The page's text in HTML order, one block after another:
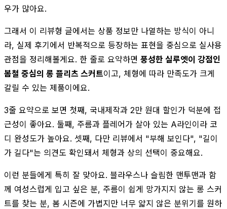
우가 많아요.
그래서 이 리뷰형 글에서는 상품 정보만 나열하는 방식이 아니
라, 실제 후기에서 반복적으로 등장하는 표현을 중심으로 실사용
관점을 정리해볼게요. 한 줄로 요약하면 풍성한 실루엣이 강점인
봄철 중심의 롱 플리츠 스커트이고, 체형에 따라 만족도가 크게
갈릴 수 있는 제품이에요.
3줄 요약으로 보면 첫째, 국내제작과 2만 원대 할인가 덕분에 접
근성이 좋아요. 둘째, 주름과 플레어가 살아 있는 A라인이라 코
디 완성도가 높아요. 셋째, 다만 리뷰에서 "부해 보인다", "길이
가 길다"는 의견도 확인돼서 체형과 상의 선택이 중요해요.
이런 분들에게 특히 잘 맞아요. 블라우스나 슬림한 맨투맨과 함
께 여성스럽게 입고 싶은 분, 주름이 쉽게 망가지지 않는 롱 스커
트를 찾는 분, 봄 시즌에 가볍지만 너무 얇지 않은 분위기를 원하